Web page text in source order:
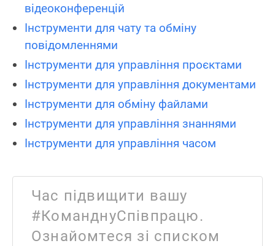
відеоконференцій
Інструменти для чату та обміну
повідомленнями
Інструменти для управління проєктами
Інструменти для управління документами
Інструменти для обміну файлами
Інструменти для управління знаннями
Інструменти для управління часом
Час підвищити вашу
#КоманднуСпівпрацю.
Ознайомтеся зі списком